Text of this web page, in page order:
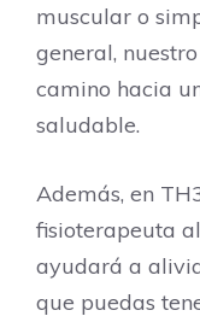
muscular o
general,
camino hacia
saludable.
Además, en
fisioterapeuta
ayudará a
que puedas